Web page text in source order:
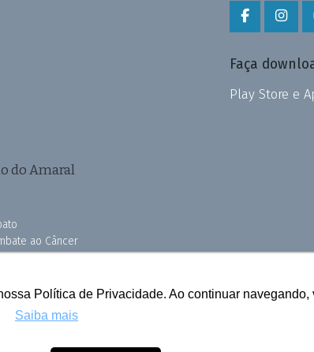
Política de Privacidade. Ao continuar
Saiba mais
do Amaral
ao Câncer
Faça
Play Store e